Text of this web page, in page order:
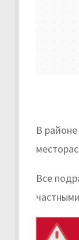
В
Все